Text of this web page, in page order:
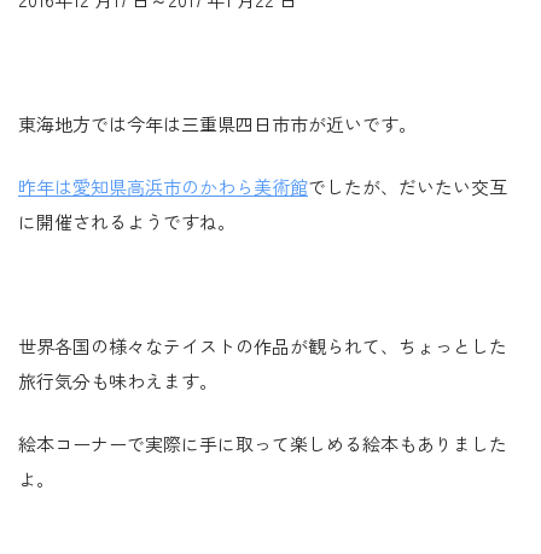
東海地方では今年は三重県四日市市が近いです。
昨年は愛知県高浜市のかわら美術館でしたが、だいたい交互
に開催されるようですね。
世界各国の様々なテイストの作品が観られて、ちょっとした
旅行気分も味わえます。
絵本コーナーで実際に手に取って楽しめる絵本もありました
よ。